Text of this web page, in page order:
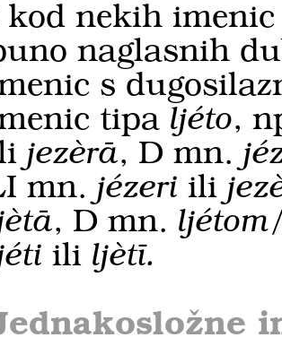
kod nekih
naglasnih
s
tipa ljéto,
jezèrā, D mn.
mn. jézeri ili
, D mn.
ili ljètī.